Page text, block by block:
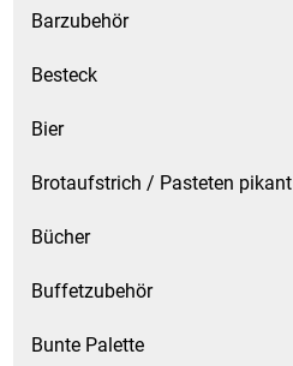
Barzubehör
Besteck
Bier
Brotaufstrich / Pasteten pikant
Bücher
Buffetzubehör
Bunte Palette